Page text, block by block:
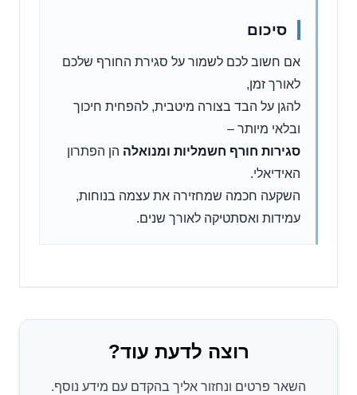
סיכום
אם חשוב לכם לשמור על סגירת החורף שלכם
לאורך זמן,
להגן על הבד בצורה מיטבית, להפחית חיכוך
ובלאי מיותר –
סגירות חורף חשמליות ומנואלה הן הפתרון
האידיאלי.
השקעה חכמה שמחזירה את עצמה בנוחות,
עמידות ואסתטיקה לאורך שנים.
רוצה לדעת עוד?
השאר פרטים ונחזור אליך בהקדם עם מידע נוסף.